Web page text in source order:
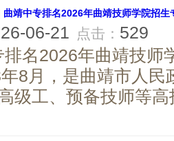
曲靖中专排名2026年曲靖技师学院招生
06-21 点击： 529
排名2026年曲靖技师
8月，是曲靖市人民
级工、预备技师等